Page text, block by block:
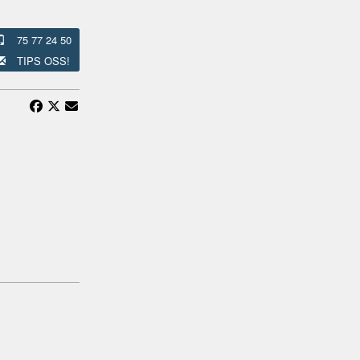
75 77 24 50
TIPS OSS!